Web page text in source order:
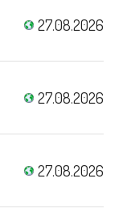
27.08.2026
27.08.2026
27.08.2026